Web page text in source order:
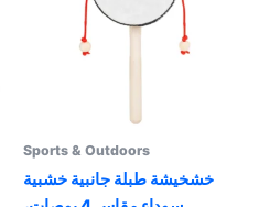
product
Sports & Outdoors
خشخيشة طبلة جانبية خشبية